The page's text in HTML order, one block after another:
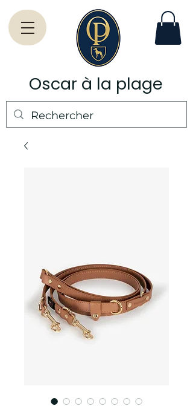
Oscar à la plage